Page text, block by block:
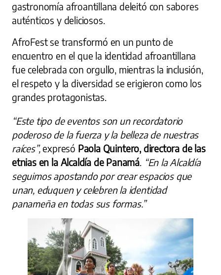
gastronomía afroantillana deleitó con sabores
auténticos y deliciosos.
AfroFest se transformó en un punto de
encuentro en el que la identidad afroantillana
fue celebrada con orgullo, mientras la inclusión,
el respeto y la diversidad se erigieron como los
grandes protagonistas.
“Este tipo de eventos son un recordatorio
poderoso de la fuerza y la belleza de nuestras
raíces”,expresó Paola Quintero, directora de las
etnias en la Alcaldía de Panamá. “En la Alcaldía
seguimos apostando por crear espacios que
unan, eduquen y celebren la identidad
panameña en todas sus formas.”